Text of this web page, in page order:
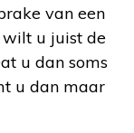
van een
wilt u juist de
u dan soms
u dan maar